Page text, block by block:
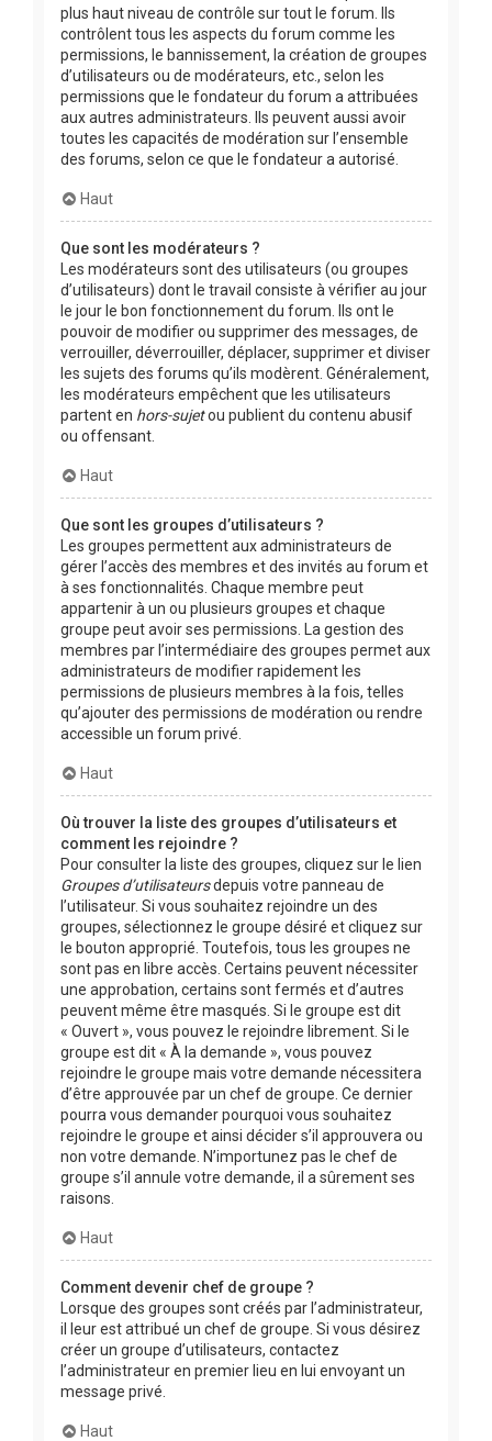
plus haut niveau de contrôle sur tout le forum. Ils
contrôlent tous les aspects du forum comme les
permissions, le bannissement, la création de groupes
d’utilisateurs ou de modérateurs, etc., selon les
permissions que le fondateur du forum a attribuées
aux autres administrateurs. Ils peuvent aussi avoir
toutes les capacités de modération sur l’ensemble
des forums, selon ce que le fondateur a autorisé.
Haut
Que sont les modérateurs ?
Les modérateurs sont des utilisateurs (ou groupes
d’utilisateurs) dont le travail consiste à vérifier au jour
le jour le bon fonctionnement du forum. Ils ont le
pouvoir de modifier ou supprimer des messages, de
verrouiller, déverrouiller, déplacer, supprimer et diviser
les sujets des forums qu’ils modèrent. Généralement,
les modérateurs empêchent que les utilisateurs
partent en hors-sujetou publient du contenu abusif
ou offensant.
Haut
Que sont les groupes d’utilisateurs ?
Les groupes permettent aux administrateurs de
gérer l’accès des membres et des invités au forum et
à ses fonctionnalités. Chaque membre peut
appartenir à un ou plusieurs groupes et chaque
groupe peut avoir ses permissions. La gestion des
membres par l’intermédiaire des groupes permet aux
administrateurs de modifier rapidement les
permissions de plusieurs membres à la fois, telles
qu’ajouter des permissions de modération ou rendre
accessible un forum privé.
Haut
Où trouver la liste des groupes d’utilisateurs et
comment les rejoindre ?
Pour consulter la liste des groupes, cliquez sur le lien
Groupes d’utilisateursdepuis votre panneau de
l’utilisateur. Si vous souhaitez rejoindre un des
groupes, sélectionnez le groupe désiré et cliquez sur
le bouton approprié. Toutefois, tous les groupes ne
sont pas en libre accès. Certains peuvent nécessiter
une approbation, certains sont fermés et d’autres
peuvent même être masqués. Si le groupe est dit
« Ouvert », vous pouvez le rejoindre librement. Si le
groupe est dit « À la demande », vous pouvez
rejoindre le groupe mais votre demande nécessitera
d’être approuvée par un chef de groupe. Ce dernier
pourra vous demander pourquoi vous souhaitez
rejoindre le groupe et ainsi décider s’il approuvera ou
non votre demande. N’importunez pas le chef de
groupe s’il annule votre demande, il a sûrement ses
raisons.
Haut
Comment devenir chef de groupe ?
Lorsque des groupes sont créés par l’administrateur,
il leur est attribué un chef de groupe. Si vous désirez
créer un groupe d’utilisateurs, contactez
l’administrateur en premier lieu en lui envoyant un
message privé.
Haut